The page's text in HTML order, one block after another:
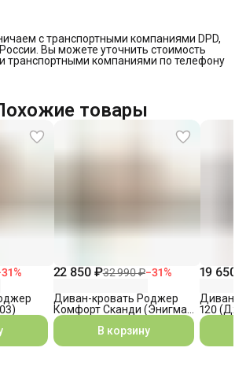
с транспортными компаниями DPD,
Вы можете уточнить стоимость
транспортными компаниями по телефону
товары
31% 22 850 ₽32 990 ₽−31%
Диван-кровать Роджер
Комфорт Сканди (Энигма
003)
В корзину
19 650
Диван-
120